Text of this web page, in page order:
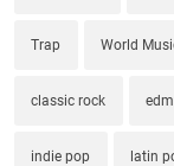
Trap World
classic rock edm
indie pop latin